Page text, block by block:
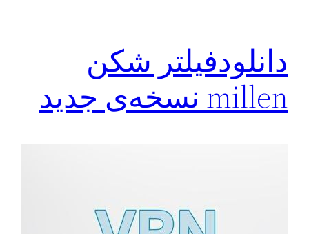
دانلودفیلتر شکن
millen نسخه‌ی جدید